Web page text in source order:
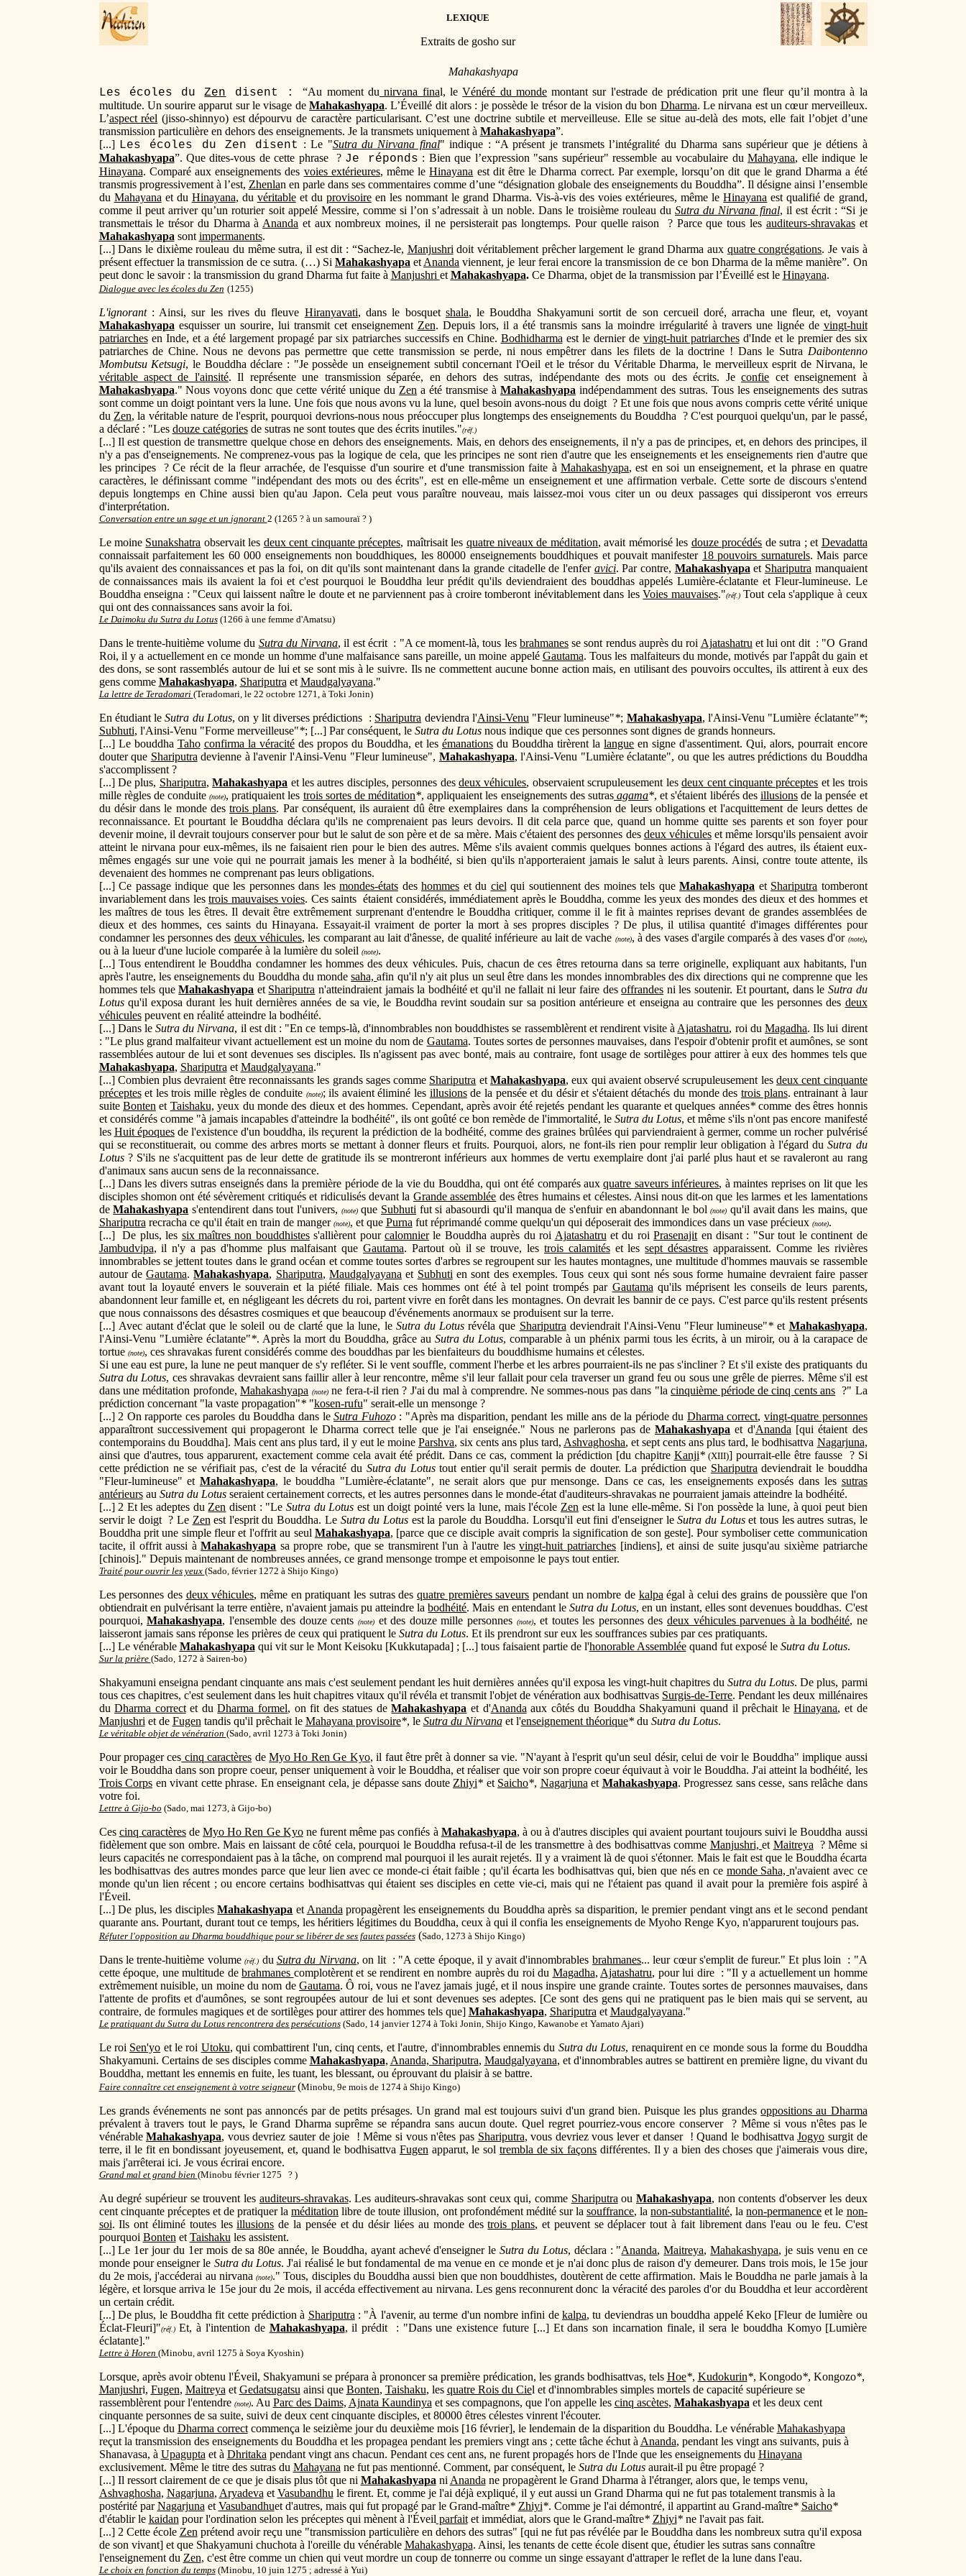
LEXIQUE
Extraits de gosho sur
Mahakashyapa
Les écoles duZen disent :“Au moment du nirvana final, leVénéré du mondemontant sur l'estrade de prédication prit une fleur qu’il montra à la
multitude. Un sourire apparut sur le visage deMahakashyapa. L’Éveillé dit alors : je possède le trésor de la vision du bon Dharma. Le nirvana est un cœur merveilleux.
L’aspect réel (jisso-shinnyo) est dépourvu de caractère particularisant. C’est une doctrine subtile et merveilleuse. Elle se situe au-delà des mots, elle fait l’objet d’une
transmission particulière en dehors des enseignements. Je la transmets uniquement à Mahakashyapa”.
[...] Les écoles du Zen disent : Le "Sutra du Nirvana final" indique : “A présent je transmets l’intégralité du Dharma sans supérieur que je détiens à
Mahakashyapa”. Que dites-vous de cette phrase ? Je réponds : Bien que l’expression "sans supérieur" ressemble au vocabulaire duMahayana, elle indique le
Hinayana. Comparé aux enseignements des voies extérieures, même leHinayana est dit être le Dharma correct. Par exemple, lorsqu’on dit que le grand Dharma a été
transmis progressivement à l’est, Zhenlan en parle dans ses commentaires comme d’une “désignation globale des enseignements du Bouddha”. Il désigne ainsi l’ensemble
du Mahayana et du Hinayana, du véritableet du provisoireen les nommant le grand Dharma. Vis-à-vis des voies extérieures, même leHinayana est qualifié de grand,
comme il peut arriver qu’un roturier soit appelé Messire, comme si l’on s’adressait à un noble. Dans le troisième rouleau du Sutra du Nirvana final, il est écrit : “Si je
transmettais le trésor du Dharma à Ananda et aux nombreux moines, il ne persisterait pas longtemps. Pour quelle raison ? Parce que tous les auditeurs-shravakaset
Mahakashyapa sont impermanents.
[...] Dans le dixième rouleau du même sutra, il est dit : “Sachez-le, Manjushri doit véritablement prêcher largement le grand Dharma aux quatre congrégations. Je vais à
présent effectuer la transmission de ce sutra. (…) Si Mahakashyapa et Ananda viennent, je leur ferai encore la transmission de ce bon Dharma de la même manière”. On
peut donc le savoir : la transmission du grand Dharma fut faite à Manjushri et Mahakashyapa.Ce Dharma, objet de la transmission par l’Éveillé est le Hinayana.
Dialogue avec les écoles du Zen (1255)
L'ignorant : Ainsi, sur les rives du fleuve Hiranyavati, dans le bosquet shala, le Bouddha Shakyamuni sortit de son cercueil doré, arracha une fleur, et, voyant
Mahakashyapa esquisser un sourire, lui transmit cet enseignement Zen. Depuis lors, il a été transmis sans la moindre irrégularité à travers une lignée de vingt-huit
patriarchesen Inde, et a été largement propagé par six patriarches successifs en Chine. Bodhidharma est le dernier de vingt-huit patriarchesd'Inde et le premier des six
patriarches de Chine. Nous ne devons pas permettre que cette transmission se perde, ni nous empêtrer dans les filets de la doctrine ! Dans le Sutra Daibontenno
Mombutsu Ketsugi, le Bouddha déclare : "Je possède un enseignement subtil concernant l'Oeil et le trésor du Véritable Dharma, le merveilleux esprit de Nirvana, le
véritable aspect de l'ainsité. Il représente une transmission séparée, en dehors des sutras, indépendante des mots ou des écrits. Jeconfie cet enseignement à
Mahakashyapa." Nous voyons donc que cette vérité unique du Zen a été transmise à Mahakashyapa indépendamment des sutras. Tous les enseignements des sutras
sont comme un doigt pointant vers la lune. Une fois que nous avons vu la lune, quel besoin avons-nous du doigt ? Et une fois que nous avons compris cette vérité unique
du Zen, la véritable nature de l'esprit, pourquoi devrions-nous nous préoccuper plus longtemps des enseignements du Bouddha ? C'est pourquoi quelqu'un, par le passé,
a déclaré : "Les douze catégoriesde sutras ne sont toutes que des écrits inutiles."(réf.)
[...] Il est question de transmettre quelque chose en dehors des enseignements. Mais, en dehors des enseignements, il n'y a pas de principes, et, en dehors des principes, il
n'y a pas d'enseignements. Ne comprenez-vous pas la logique de cela, que les principes ne sont rien d'autre que les enseignements et les enseignements rien d'autre que
les principes ? Ce récit de la fleur arrachée, de l'esquisse d'un sourire et d'une transmission faite àMahakashyapa, est en soi un enseignement, et la phrase en quatre
caractères, le définissant comme "indépendant des mots ou des écrits", est en elle-même un enseignement et une affirmation verbale. Cette sorte de discours s'entend
depuis longtemps en Chine aussi bien qu'au Japon. Cela peut vous paraître nouveau, mais laissez-moi vous citer un ou deux passages qui dissiperont vos erreurs
d'interprétation.
Conversation entre un sage et un ignorant 2 (1265 ? à un samouraï ? )
Le moine Sunakshatra observait les deux cent cinquante préceptes, maîtrisait les quatre niveaux de méditation, avait mémorisé les douze procédés de sutra ; et Devadatta
connaissait parfaitement les 60 000 enseignements non bouddhiques, les 80000 enseignements bouddhiques et pouvait manifester 18 pouvoirs surnaturels. Mais parce
qu'ils avaient des connaissances et pas la foi, on dit qu'ils sont maintenant dans la grande citadelle de l'enfer avici. Par contre, Mahakashyapa et Shariputra manquaient
de connaissances mais ils avaient la foi et c'est pourquoi le Bouddha leur prédit qu'ils deviendraient des bouddhas appelés Lumière-éclatante et Fleur-lumineuse. Le
Bouddha enseigna : "Ceux qui laissent naître le doute et ne parviennent pas à croire tomberont inévitablement dans lesVoies mauvaises."(réf.) Tout cela s'applique à ceux
qui ont des connaissances sans avoir la foi.
Le Daimoku du Sutra du Lotus(1266 à une femme d'Amatsu)
Dans le trente-huitième volume du Sutra du Nirvana, il est écrit : "A ce moment-là, tous les brahmanesse sont rendus auprès du roi Ajatashatru et lui ont dit : "O Grand
Roi, il y a actuellement en ce monde un homme d'une malfaisance sans pareille, un moine appelé Gautama. Tous les malfaiteurs du monde, motivés par l'appât du gain et
des dons, se sont rassemblés autour de lui et se sont mis à le suivre. Ils ne commettent aucune bonne action mais, en utilisant des pouvoirs occultes, ils attirent à eux des
gens comme Mahakashyapa, Shariputra et Maudgalyayana."
La lettre de Teradomari (Teradomari, le 22 octobre 1271, à Toki Jonin)
En étudiant leSutra du Lotus, on y lit diverses prédictions : Shariputra deviendra l'Ainsi-Venu "Fleur lumineuse"*; Mahakashyapa, l'Ainsi-Venu "Lumière éclatante"*;
Subhuti, l'Ainsi-Venu "Forme merveilleuse"*; [...] Par conséquent, le Sutra du Lotusnous indique que ces personnes sont dignes de grands honneurs.
[...] Le bouddha Taho confirma la véracitédes propos du Bouddha, et lesémanations du Bouddha tirèrent lalangue en signe d'assentiment. Qui, alors, pourrait encore
douter que Shariputra devienne à l'avenir l'Ainsi-Venu "Fleur lumineuse", Mahakashyapa, l'Ainsi-Venu "Lumière éclatante", ou que les autres prédictions du Bouddha
s'accomplissent ?
[...] De plus, Shariputra,Mahakashyapa et les autres disciples, personnes desdeux véhicules, observaient scrupuleusement lesdeux cent cinquante préceptes et les trois
mille règles de conduite (note), pratiquaient les trois sortes de méditation*, appliquaient les enseignements des sutras agama*, et s'étaient libérés des illusionsde la pensée et
du désir dans le monde destrois plans. Par conséquent, ils auraient dû être exemplaires dans la compréhension de leurs obligations et l'acquittement de leurs dettes de
reconnaissance. Et pourtant le Bouddha déclara qu'ils ne comprenaient pas leurs devoirs. Il dit cela parce que, quand un homme quitte ses parents et son foyer pour
devenir moine, il devrait toujours conserver pour but le salut de son père et de sa mère. Mais c'étaient des personnes des deux véhiculeset même lorsqu'ils pensaient avoir
atteint le nirvana pour eux-mêmes, ils ne faisaient rien pour le bien des autres. Même s'ils avaient commis quelques bonnes actions à l'égard des autres, ils étaient eux-
mêmes engagés sur une voie qui ne pourrait jamais les mener à la bodhéité, si bien qu'ils n'apporteraient jamais le salut à leurs parents. Ainsi, contre toute attente, ils
devenaient des hommes ne comprenant pas leurs obligations.
[...] Ce passage indique que les personnes dans les mondes-états des hommes et du ciel qui soutiennent des moines tels que Mahakashyapa et Shariputra tomberont
invariablement dans lestrois mauvaises voies. Ces saints étaient considérés, immédiatement après le Bouddha, comme les yeux des mondes des dieux et des hommes et
les maîtres de tous les êtres. Il devait être extrêmement surprenant d'entendre le Bouddha critiquer, comme il le fit à maintes reprises devant de grandes assemblées de
dieux et des hommes, ces saints du Hinayana. Essayait-il vraiment de porter la mort à ses propres disciples ? De plus, il utilisa quantité d'images différentes pour
condamner les personnes des deux véhicules, les comparant au lait d'ânesse, de qualité inférieure au lait de vache (note), à des vases d'argile comparés à des vases d'or (note),
ou à la lueur d'une luciole comparée à la lumière du soleil (note).
[...] Tous entendirent le Bouddha condamner les hommes des deux véhicules. Puis, chacun de ces êtres retourna dans sa terre originelle, expliquant aux habitants, l'un
après l'autre, les enseignements du Bouddha du mondesaha,afin qu'il n'y ait plus un seul être dans les mondes innombrables des dix directions qui ne comprenne que les
hommes tels queMahakashyapa et Shariputra n'atteindraient jamais la bodhéité et qu'il ne fallait ni leur faire desoffrandes ni les soutenir. Et pourtant, dans le Sutra du
Lotusqu'il exposa durant les huit dernières années de sa vie, le Bouddha revint soudain sur sa position antérieure et enseigna au contraire que les personnes des deux
véhiculespeuvent en réalité atteindre la bodhéité.
[...] Dans leSutra du Nirvana, il est dit : "En ce temps-là, d'innombrables non bouddhistes se rassemblèrent et rendirent visite à Ajatashatru, roi du Magadha. Ils lui dirent
: "Le plus grand malfaiteur vivant actuellement est un moine du nom de Gautama. Toutes sortes de personnes mauvaises, dans l'espoir d'obtenir profit et aumônes, se sont
rassemblées autour de lui et sont devenues ses disciples. Ils n'agissent pas avec bonté, mais au contraire, font usage de sortilèges pour attirer à eux des hommes tels que
Mahakashyapa, Shariputra et Maudgalyayana."
[...] Combien plus devraient être reconnaissants les grands sages comme Shariputra et Mahakashyapa, eux qui avaient observé scrupuleusement les deux cent cinquante
précepteset les trois mille règles de conduite (note); ils avaient éliminé les illusionsde la pensée et du désir et s'étaient détachés du monde des trois plans. entrainant à laur
suite Bonten et Taishaku, yeux du monde des dieux et des hommes. Cependant, après avoir été rejetés pendant les quarante et quelques années*comme des êtres honnis
et considérés comme "à jamais incapables d'atteindre la bodhéité", ils ont goûté ce bon remède de l'immortalité, leSutra du Lotus, et même s'ils n'ont pas encore manifesté
les Huit époquesde l'existence d'un bouddha, ils reçurent la prédiction de la bodhéité, comme des graines brûlées qui parviendraient à germer, comme un rocher pulvérisé
qui se reconstituerait, ou comme des arbres morts se mettant à donner fleurs et fruits. Pourquoi, alors, ne font-ils rien pour remplir leur obligation à l'égard duSutra du
Lotus? S'ils ne s'acquittent pas de leur dette de gratitude ils se montreront inférieurs aux hommes de vertu exemplaire dont j'ai parlé plus haut et se ravaleront au rang
d'animaux sans aucun sens de la reconnaissance.
[...] Dans les divers sutras enseignés dans la première période de la vie du Bouddha, qui ont été comparés auxquatre saveurs inférieures, à maintes reprises on lit que les
disciples shomon ont été sévèrement critiqués et ridiculisés devant la Grande assemblée des êtres humains et célestes. Ainsi nous dit-on que les larmes et les lamentations
deMahakashyapa s'entendirent dans tout l'univers, (note)que Subhuti fut si abasourdi qu'il manqua de s'enfuir en abandonnant le bol (note) qu'il avait dans les mains, que
Shariputra recracha ce qu'il était en train de manger (note), et que Purna fut réprimandé comme quelqu'un qui déposerait des immondices dans un vase précieux (note).
[...] De plus, les six maîtres non bouddhistess'allièrent pourcalomnierle Bouddha auprès du roi Ajatashatru et du roiPrasenajit en disant : "Sur tout le continent de
Jambudvipa, il n'y a pas d'homme plus malfaisant queGautama. Partout où il se trouve, les trois calamitéset lessept désastres apparaissent. Comme les rivières
innombrables se jettent toutes dans le grand océan et comme toutes sortes d'arbres se regroupent sur les hautes montagnes, une multitude d'hommes mauvais se rassemble
autour deGautama.Mahakashyapa, Shariputra,Maudgalyayana et Subhuti en sont des exemples. Tous ceux qui sont nés sous forme humaine devraient faire passer
avant tout la loyauté envers le souverain et la piété filiale. Mais ces hommes ont été à tel point trompés par Gautama qu'ils méprisent les conseils de leurs parents,
abandonnent leur famille et, en négligeant les décrets du roi, partent vivre en forêt dans les montagnes. On devrait les bannir de ce pays. C'est parce qu'ils restent présents
que nous connaissons des désastres cosmiques et que beaucoup d'événements anormaux se produisent sur la terre.
[...] Avec autant d'éclat que le soleil ou de clarté que la lune, le Sutra du Lotus révéla que Shariputra deviendrait l'Ainsi-Venu "Fleur lumineuse"* et Mahakashyapa,
l'Ainsi-Venu "Lumière éclatante"*. Après la mort du Bouddha, grâce au Sutra du Lotus, comparable à un phénix parmi tous les écrits, à un miroir, ou à la carapace de
tortue (note), ces shravakas furent considérés comme des bouddhas par les bienfaiteurs du bouddhisme humains et célestes.
Si une eau est pure, la lune ne peut manquer de s'y refléter. Si le vent souffle, comment l'herbe et les arbres pourraient-ils ne pas s'incliner ? Et s'il existe des pratiquants du
Sutra du Lotus, ces shravakas devraient sans faillir aller à leur rencontre, même s'il leur fallait pour cela traverser un grand feu ou sous une grêle de pierres. Même s'il est
dans une méditation profonde,Mahakashyapa (note)ne fera-t-il rien ? J'ai du mal à comprendre. Ne sommes-nous pas dans "lacinquième période de cinq cents ans ?" La
prédiction concernant "la vaste propagation"* "kosen-rufu" serait-elle un mensonge ?
[...] 2 On rapporte ces paroles du Bouddha dans leSutra Fuhozo: "Après ma disparition, pendant les mille ans de la période du Dharma correct, vingt-quatre personnes
apparaîtront successivement qui propageront le Dharma correct telle que je l'ai enseignée." Nous ne parlerons pas deMahakashyapa et d'Ananda [qui étaient des
contemporains du Bouddha]. Mais cent ans plus tard, il y eut le moine Parshva, six cents ans plus tard, Ashvaghosha, et sept cents ans plus tard, le bodhisattva Nagarjuna,
ainsi que d'autres, tous apparurent, exactement comme cela avait été prédit. Dans ce cas, comment la prédiction [du chapitre Kanji*(XIII)] pourrait-elle être fausse ? Si
cette prédiction ne se vérifiait pas, c'est de la véracité du Sutra du Lotustout entier qu'il serait permis de douter. La prédiction que Shariputra deviendrait le bouddha
"Fleur-lumineuse" et Mahakashyapa, le bouddha "Lumière-éclatante", ne serait alors que pur mensonge. Dans ce cas, les enseignements exposés dans les sutras
antérieursau Sutra du Lotusseraient certainement corrects, et les autres personnes dans le monde-état d'auditeurs-shravakas ne pourraient jamais atteindre la bodhéité.
[...] 2 Et les adeptes du Zen disent : "LeSutra du Lotus est un doigt pointé vers la lune, mais l'école Zen est la lune elle-même. Si l'on possède la lune, à quoi peut bien
servir le doigt ? Le Zen est l'esprit du Bouddha. Le Sutra du Lotus est la parole du Bouddha. Lorsqu'il eut fini d'enseigner leSutra du Lotuset tous les autres sutras, le
Bouddha prit une simple fleur et l'offrit au seul Mahakashyapa, [parce que ce disciple avait compris la signification de son geste]. Pour symboliser cette communication
tacite, il offrit aussi àMahakashyapa sa propre robe, que se transmirent l'un à l'autre lesvingt-huit patriarches [indiens], et ainsi de suite jusqu'au sixième patriarche
[chinois]." Depuis maintenant de nombreuses années, ce grand mensonge trompe et empoisonne le pays tout entier.
Traité pour ouvrir les yeux (Sado, février 1272 à Shijo Kingo)
Les personnes des deux véhicules, même en pratiquant les sutras des quatre premières saveurs pendant un nombre de kalpa égal à celui des grains de poussière que l'on
obtiendrait en pulvérisant la terre entière, n'avaient jamais pu atteindre labodhéité. Mais en entendant le Sutra du Lotus, en un instant, elles sont devenues bouddhas. C'est
pourquoi,Mahakashyapa, l'ensemble des douze cents(note) et des douze mille personnes (note), et toutes les personnes desdeux véhicules parvenues à la bodhéité, ne
laisseront jamais sans réponse les prières de ceux qui pratiquent le Sutra du Lotus. Et ils prendront sur eux les souffrances subies par ces pratiquants.
[...] Le vénérable Mahakashyapa qui vit sur le Mont Keisoku [Kukkutapada] ; [...] tous faisaient partie de l'honorable Assembléequand fut exposé le Sutra du Lotus.
Sur la prière (Sado, 1272 à Sairen-bo)
Shakyamuni enseigna pendant cinquante ans mais c'est seulement pendant les huit dernières années qu'il exposa les vingt-huit chapitres duSutra du Lotus. De plus, parmi
tous ces chapitres, c'est seulement dans les huit chapitres vitaux qu'il révéla et transmit l'objet de vénération aux bodhisattvas Surgis-de-Terre. Pendant les deux millénaires
duDharma correctet duDharma formel, on fit des statues deMahakashyapa et d'Ananda aux côtés du Bouddha Shakyamuni quand il prêchait leHinayana, et de
Manjushri et de Fugen tandis qu'il prêchait le Mahayana provisoire*, le Sutra du Nirvanaet l'enseignement théorique*du Sutra du Lotus.
Le véritable objet de vénération (Sado, avril 1273 à Toki Jonin)
Pour propager ces cinq caractères deMyo Ho Ren Ge Kyo, il faut être prêt à donner sa vie. "N'ayant à l'esprit qu'un seul désir, celui de voir le Bouddha" implique aussi
voir le Bouddha dans son propre coeur, penser uniquement à voir le Bouddha, et réaliser que voir son propre coeur équivaut à voir le Bouddha. J'ai atteint la bodhéité, les
Trois Corps en vivant cette phrase. En enseignant cela, je dépasse sans doute Zhiyi* et Saicho*, Nagarjuna et Mahakashyapa. Progressez sans cesse, sans relâche dans
votre foi.
Lettre à Gijo-bo (Sado, mai 1273, à Gijo-bo)
Ces cinq caractèresdeMyo Ho Ren Ge Kyone furent même pas confiés à Mahakashyapa, à ou à d'autres disciples qui avaient pourtant toujours suivi le Bouddha aussi
fidèlement que son ombre. Mais en laissant de côté cela, pourquoi le Bouddha refusa-t-il de les transmettre à des bodhisattvas comme Manjushri,et Maitreya ? Même si
leurs capacités ne correspondaient pas à la tâche, on comprend mal pourquoi il les aurait rejetés. Il y a vraiment là de quoi s'étonner. Mais le fait est que le Bouddha écarta
les bodhisattvas des autres mondes parce que leur lien avec ce monde-ci était faible ; qu'il écarta les bodhisattvas qui, bien que nés en ce monde Saha,n'avaient avec ce
monde qu'un lien récent ; ou encore certains bodhisattvas qui étaient ses disciples en cette vie-ci, mais qui ne l'étaient pas quand il avait pour la première fois aspiré à
l'Éveil.
[...] De plus, les disciplesMahakashyapa et Ananda propagèrent les enseignements du Bouddha après sa disparition, le premier pendant vingt ans et le second pendant
quarante ans. Pourtant, durant tout ce temps, les héritiers légitimes du Bouddha, ceux à qui il confia les enseignements de Myoho Renge Kyo, n'apparurent toujours pas.
Réfuter l'opposition au Dharma bouddhique pour se libérer de ses fautes passées(Sado, 1273 à Shijo Kingo)
Dans le trente-huitième volume(réf.) duSutra du Nirvana, on lit : "A cette époque, il y avait d'innombrables brahmanes... leur cœur s'emplit de fureur." Et plus loin : "A
cette époque, une multitude de brahmanes complotèrent et se rendirent en nombre auprès du roi du Magadha, Ajatashatru, pour lui dire : "Il y a actuellement un homme
extrêmement nuisible, un moine du nom deGautama. Ô roi, vous ne l'avez jamais jugé, et il nous inspire une grande crainte. Toutes sortes de personnes mauvaises, dans
l'attente de profits et d'aumônes, se sont regroupées autour de lui et sont devenues ses adeptes. [Ce sont des gens qui ne pratiquent pas le bien mais qui se servent, au
contraire, de formules magiques et de sortilèges pour attirer des hommes tels que] Mahakashyapa, Shariputra et Maudgalyayana."
Le pratiquant du Sutra du Lotus rencontrera des persécutions(Sado, 14 janvier 1274 à Toki Jonin, Shijo Kingo, Kawanobe et Yamato Ajari)
Le roi Sen'yo et le roi Utoku, qui combattirent l'un, cinq cents, et l'autre, d'innombrables ennemis du Sutra du Lotus, renaquirent en ce monde sous la forme du Bouddha
Shakyamuni. Certains de ses disciples comme Mahakashyapa, Ananda, Shariputra, Maudgalyayana, et d'innombrables autres se battirent en première ligne, du vivant du
Bouddha, mettant les ennemis en fuite, les tuant, les blessant, ou éprouvant du plaisir à se battre.
Faire connaître cet enseignement à votre seigneur (Minobu, 9e mois de 1274 à Shijo Kingo)
Les grands événements ne sont pas annoncés par de petits présages. Un grand mal est toujours suivi d'un grand bien. Puisque les plus grandesoppositions au Dharma
prévalent à travers tout le pays, le Grand Dharma suprême se répandra sans aucun doute. Quel regret pourriez-vous encore conserver ? Même si vous n'êtes pas le
vénérableMahakashyapa, vous devriez sauter de joie ! Même si vous n'êtes pas Shariputra, vous devriez vous lever et danser ! Quand le bodhisattvaJogyo surgit de
terre, il le fit en bondissant joyeusement, et, quand le bodhisattva Fugen apparut, le sol trembla de six façons différentes. Il y a bien des choses que j'aimerais vous dire,
mais j'arrêterai ici. Je vous écrirai encore.
Grand mal et grand bien (Minobu février 1275 ? )
Au degré supérieur se trouvent les auditeurs-shravakas. Les auditeurs-shravakas sont ceux qui, comme Shariputra ouMahakashyapa, non contents d'observer les deux
cent cinquante préceptes et de pratiquer laméditation libre de toute illusion, ont profondément médité sur la souffrance, lanon-substantialité, lanon-permanence et le non-
soi. Ils ont éliminé toutes lesillusions de la pensée et du désir liées au monde destrois plans, et peuvent se déplacer tout à fait librement dans l'eau ou le feu. C'est
pourquoi Bonten et Taishaku les assistent.
[...] Le 1er jour du 1er mois de sa 80e année, le Bouddha, ayant achevé d'enseigner leSutra du Lotus, déclara : "Ananda,Maitreya,Mahakashyapa, je suis venu en ce
monde pour enseigner le Sutra du Lotus. J'ai réalisé le but fondamental de ma venue en ce monde et je n'ai donc plus de raison d'y demeurer. Dans trois mois, le 15e jour
du 2e mois, j'accéderai au nirvana (note)." Tous, disciples du Bouddha aussi bien que non bouddhistes, doutèrent de cette affirmation. Mais le Bouddha ne parle jamais à la
légère, et lorsque arriva le 15e jour du 2e mois, il accéda effectivement au nirvana. Les gens reconnurent donc la véracité des paroles d'or du Bouddha et leur accordèrent
un certain crédit.
[...] De plus, le Bouddha fit cette prédiction à Shariputra : "À l'avenir, au terme d'un nombre infini dekalpa, tu deviendras un bouddha appelé Keko [Fleur de lumière ou
Éclat-Fleuri]"(réf.)Et, à l'intention de Mahakashyapa, il prédit : "Dans une existence future [...] Et dans son incarnation finale, il sera le bouddha Komyo [Lumière
éclatante]."
Lettre à Horen (Minobu, avril 1275 à Soya Kyoshin)
Lorsque, après avoir obtenu l'Éveil, Shakyamuni se prépara à prononcer sa première prédication, les grands bodhisattvas, tels Hoe*, Kudokurin*, Kongodo*, Kongozo*,
Manjushri, Fugen, Maitreya et Gedatsugatsu ainsi que Bonten, Taishaku, les quatre Rois du Ciel et d'innombrables simples mortels de capacité supérieure se
rassemblèrent pour l'entendre (note). Au Parc des Daims, Ajnata Kaundinya et ses compagnons, que l'on appelle les cinq ascètes, Mahakashyapa et les deux cent
cinquante personnes de sa suite, suivi de deux cent cinquante disciples, et 80000 êtres célestes vinrent l'écouter.
[...] L'époque du Dharma correctcommença le seizième jour du deuxième mois [16 février], le lendemain de la disparition du Bouddha. Le vénérable Mahakashyapa
reçut la transmission des enseignements du Bouddha et les propagea pendant les premiers vingt ans ; cette tâche échut à Ananda, pendant les vingt ans suivants, puis à
Shanavasa, à Upagupta et à Dhritaka pendant vingt ans chacun. Pendant ces cent ans, ne furent propagés hors de l'Inde que les enseignements du Hinayana
exclusivement. Même le titre des sutras du Mahayana ne fut pas mentionné. Comment, par conséquent, le Sutra du Lotusaurait-il pu être propagé ?
[...] Il ressort clairement de ce que je disais plus tôt que ni Mahakashyapa ni Ananda ne propagèrent le Grand Dharma à l'étranger, alors que, le temps venu,
Ashvaghosha, Nagarjuna, Aryadeva et Vasubandhu le firent. Et, comme je l'ai déjà expliqué, il y eut aussi un Grand Dharma qui ne fut pas totalement transmis à la
postérité parNagarjuna et Vasubandhuet d'autres, mais qui fut propagé par le Grand-maître* Zhiyi*. Comme je l'ai démontré, il appartint au Grand-maître* Saicho*
d'établir le kaidan pour l'ordination selon les préceptes qui mènent à l'Éveil parfaitet immédiat, alors que le Grand-maître* Zhiyi*ne l'avait pas fait.
[...] 2 Cette école Zen prétend avoir reçu une "transmission particulière en dehors des sutras" [qui ne fut pas révélée par le Bouddha dans les nombreux sutra qu'il exposa
de son vivant] et que Shakyamuni chuchota à l'oreille du vénérable Mahakashyapa. Ainsi, les tenants de cette école disent que, étudier les sutras sans connaître
l'enseignement du Zen, c'est être comme un chien qui veut mordre un coup de tonnerre ou comme un singe essayant d'attraper le reflet de la lune dans l'eau.
Le choix en fonction du temps(Minobu, 10 juin 1275 ; adressé à Yui)